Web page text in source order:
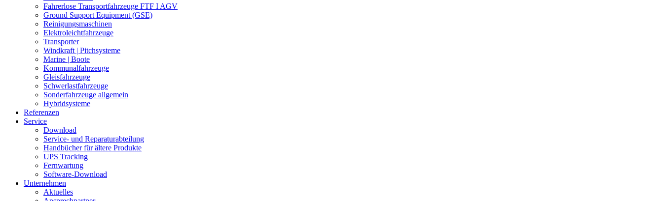
Fahrerlose Transportfahrzeuge FTF I AGV
Ground Support Equipment (GSE)
Reinigungsmaschinen
Elektroleichtfahrzeuge
Transporter
Windkraft | Pitchsysteme
Marine | Boote
Kommunalfahrzeuge
Gleisfahrzeuge
Schwerlastfahrzeuge
Sonderfahrzeuge allgemein
Hybridsysteme
Referenzen
Service
Download
Service- und Reparaturabteilung
Handbücher für ältere Produkte
UPS Tracking
Fernwartung
Software-Download
Unternehmen
Aktuelles